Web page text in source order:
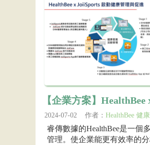
【企業方案】
2024-07-02 作者： HealthBee 健
睿傳數據的HealthBee是一個
管理。使企業能更有效率的